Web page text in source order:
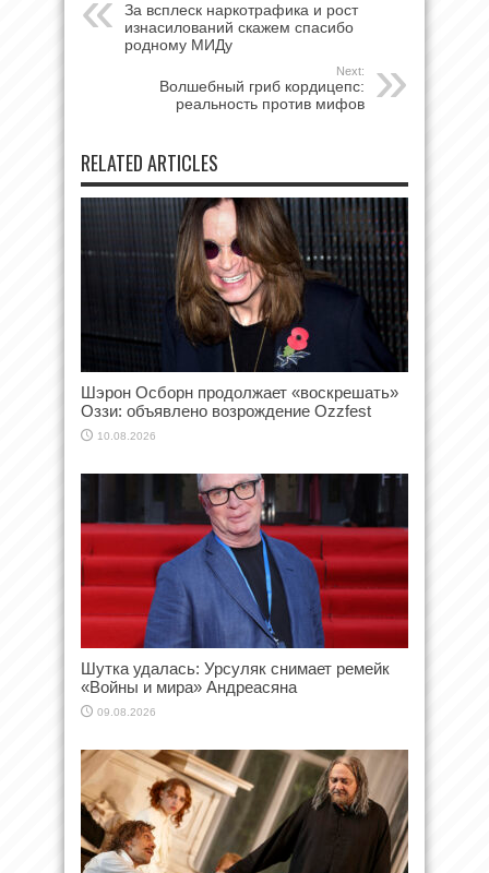
За всплеск наркотрафика и рост
изнасилований скажем спасибо
родному МИДу
Next:
Волшебный гриб кордицепс:
реальность против мифов
RELATED ARTICLES
Шэрон Осборн продолжает «воскрешать»
Оззи: объявлено возрождение Ozzfest
10.08.2026
Шутка удалась: Урсуляк снимает ремейк
«Войны и мира» Андреасяна
09.08.2026